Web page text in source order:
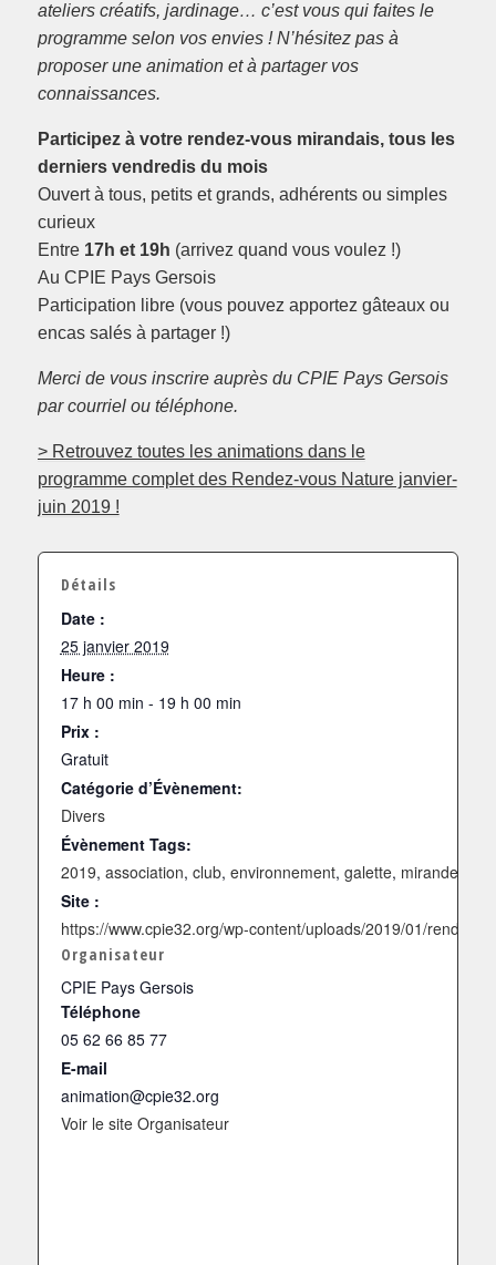
ateliers créatifs, jardinage… c’est vous qui faites le
programme selon vos envies ! N’hésitez pas à
proposer une animation et à partager vos
connaissances.
Participez à votre rendez-vous mirandais, tous les
derniers vendredis du mois
Ouvert à tous, petits et grands, adhérents ou simples
curieux
Entre 17h et 19h (arrivez quand vous voulez !)
Au CPIE Pays Gersois
Participation libre (vous pouvez apportez gâteaux ou
encas salés à partager !)
Merci de vous inscrire auprès du CPIE Pays Gersois
par courriel ou téléphone.
> Retrouvez toutes les animations dans le
programme complet des Rendez-vous Nature janvier-
juin 2019 !
Détails
Date :
25 janvier 2019
Heure :
17 h 00 min - 19 h 00 min
Prix :
Gratuit
Catégorie d’Évènement:
Divers
Évènement Tags:
2019, association, club, environnement, galette, mirande
Site :
https://www.cpie32.org/wp-content/uploads/2019/01/rendez-
Organisateur
CPIE Pays Gersois
Téléphone
05 62 66 85 77
E-mail
animation@cpie32.org
Voir le site Organisateur